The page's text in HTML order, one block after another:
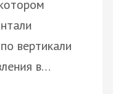
вертикали
в…